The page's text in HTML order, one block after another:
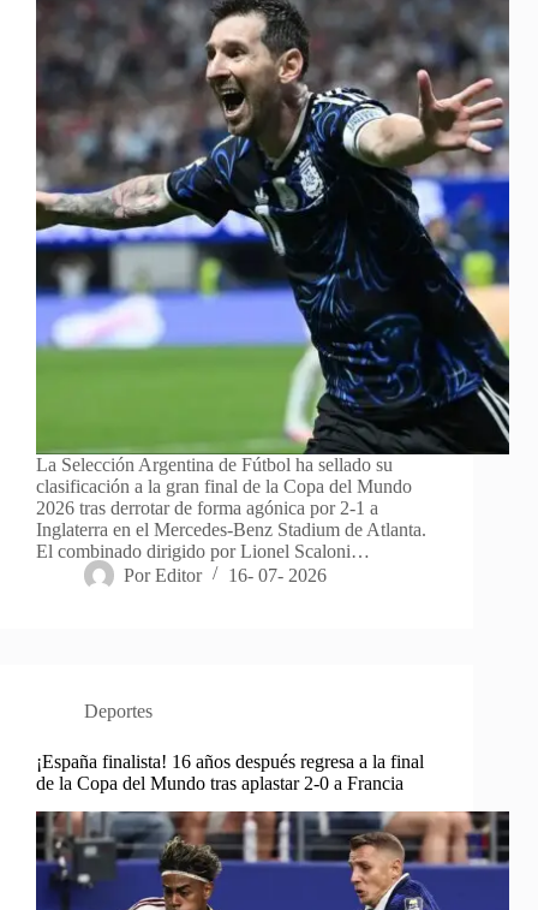
La Selección Argentina de Fútbol ha sellado su
clasificación a la gran final de la Copa del Mundo
2026 tras derrotar de forma agónica por 2-1 a
Inglaterra en el Mercedes-Benz Stadium de Atlanta.
El combinado dirigido por Lionel Scaloni…
Por Editor 16- 07- 2026
Deportes
¡España finalista! 16 años después regresa a la final
de la Copa del Mundo tras aplastar 2-0 a Francia